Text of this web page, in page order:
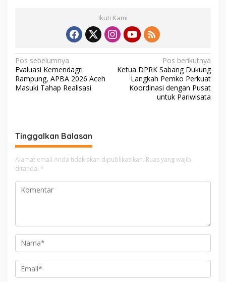
Ikuti Kami
N
a
v
a
s
i
p
o
Pos sebelumnya
Evaluasi Kemendagri
Rampung, APBA 2026 Aceh
Masuki Tahap Realisasi
Pos berikutnya
Ketua DPRK Sabang Dukung
Langkah Pemko Perkuat
Koordinasi dengan Pusat
untuk Pariwisata
Tinggalkan Balasan
Alamat email Anda tidak akan dipublikasikan. Ruas yang wajib
ditandai *